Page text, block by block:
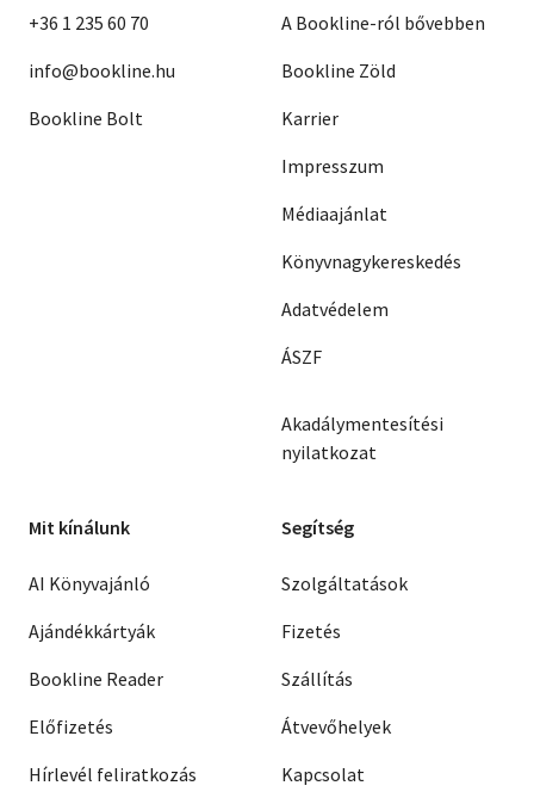
+36 1 235 60 70
info@bookline.hu
Bookline Bolt
A Bookline-ról bővebben
Bookline Zöld
Karrier
Impresszum
Médiaajánlat
Könyvnagykereskedés
Adatvédelem
ÁSZF
Akadálymentesítési
nyilatkozat
Mit kínálunk
AI Könyvajánló
Ajándékkártyák
Bookline Reader
Előfizetés
Hírlevél feliratkozás
Segítség
Szolgáltatások
Fizetés
Szállítás
Átvevőhelyek
Kapcsolat